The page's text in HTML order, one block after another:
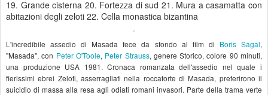
19. Grande cisterna 20. Fortezza di sud 21. Mura a casamatta con
abitazioni degli zeloti 22. Cella monastica bizantina
L'incredibile assedio di Masada fece da sfondo al film di Boris Sagal,
"Masada", con Peter O'Toole, Peter Strauss, genere Storico, colore 90 minuti,
una produzione USA 1981. Cronaca romanzata dell'assedio nel quale i
fierissimi ebrei Zeloti, asserragliati nella roccaforte di Masada, preferirono il
suicidio di massa alla resa agli odiati romani invasori. Parte della trama verte